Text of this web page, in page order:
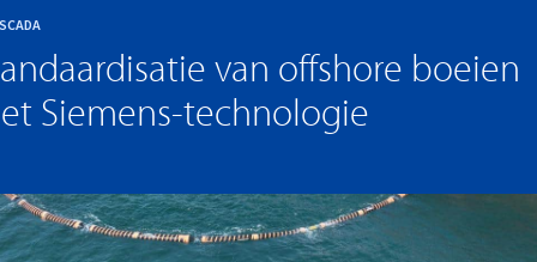
van offshore boeien
Siemens-technologie